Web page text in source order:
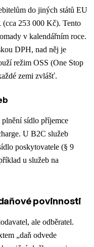
do jiných států EU
253 000 Kč). Tento
v kalendářním roce.
DPH, nad něj je
režim OSS (One Stop
zemi zvlášť.
sídlo příjemce
U B2C služeb
poskytovatele (§ 9
u služeb na
povinnosti
ale odběratel.
„daň odvede